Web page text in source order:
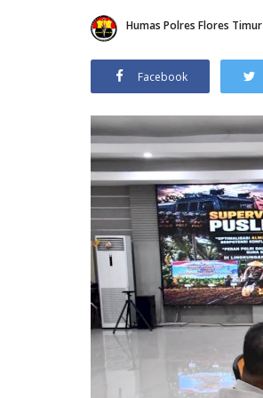
Humas Polres Flores Timur
Facebook